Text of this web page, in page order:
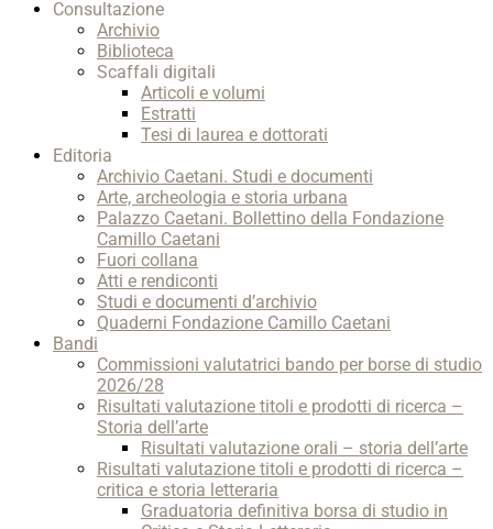
Consultazione
Archivio
Biblioteca
Scaffali digitali
Articoli e volumi
Estratti
Tesi di laurea e dottorati
Editoria
Archivio Caetani. Studi e documenti
Arte, archeologia e storia urbana
Palazzo Caetani. Bollettino della Fondazione
Camillo Caetani
Fuori collana
Atti e rendiconti
Studi e documenti d’archivio
Quaderni Fondazione Camillo Caetani
Bandi
Commissioni valutatrici bando per borse di studio
2026/28
Risultati valutazione titoli e prodotti di ricerca –
Storia dell’arte
Risultati valutazione orali – storia dell’arte
Risultati valutazione titoli e prodotti di ricerca –
critica e storia letteraria
Graduatoria definitiva borsa di studio in